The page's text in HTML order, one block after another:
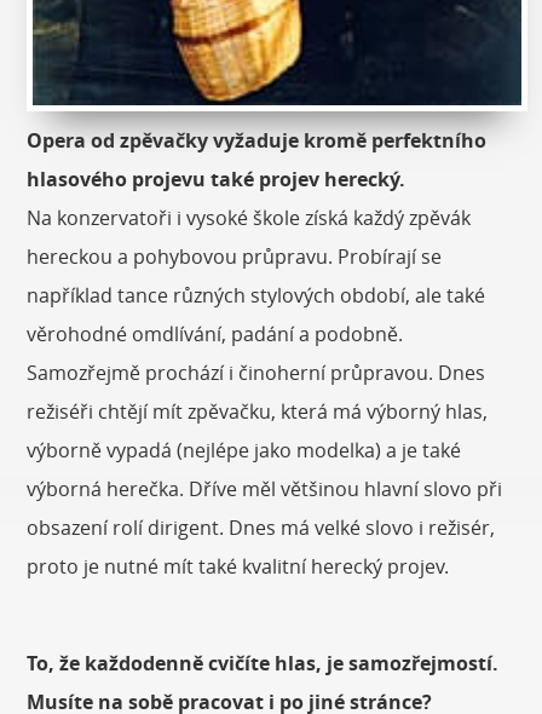
Opera od zpěvačky vyžaduje kromě perfektního
hlasového projevu také projev herecký.
Na konzervatoři i vysoké škole získá každý zpěvák
hereckou a pohybovou průpravu. Probírají se
například tance různých stylových období, ale také
věrohodné omdlívání, padání a podobně.
Samozřejmě prochází i činoherní průpravou. Dnes
režiséři chtějí mít zpěvačku, která má výborný hlas,
výborně vypadá (nejlépe jako modelka) a je také
výborná herečka. Dříve měl většinou hlavní slovo při
obsazení rolí dirigent. Dnes má velké slovo i režisér,
proto je nutné mít také kvalitní herecký projev.
To, že každodenně cvičíte hlas, je samozřejmostí.
Musíte na sobě pracovat i po jiné stránce?